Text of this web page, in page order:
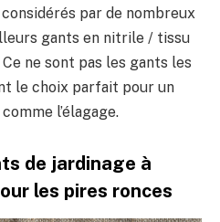
par de nombreux
gants en nitrile / tissu
ne sont pas les gants les
le choix parfait pour un
l’élagage.
de jardinage à
les pires ronces